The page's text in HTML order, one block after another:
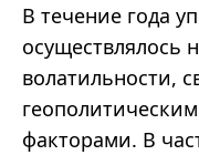
В течение года
осуществлялось
волатильности,
факторами. В